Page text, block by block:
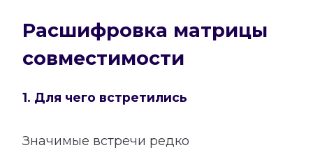
Расшифровка матрицы
совместимости
1. Для чего встретились
Значимые встречи редко